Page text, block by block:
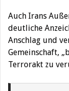
Auch Irans
deutliche
Anschlag und
Gemeinschaft,
Terrorakt zu